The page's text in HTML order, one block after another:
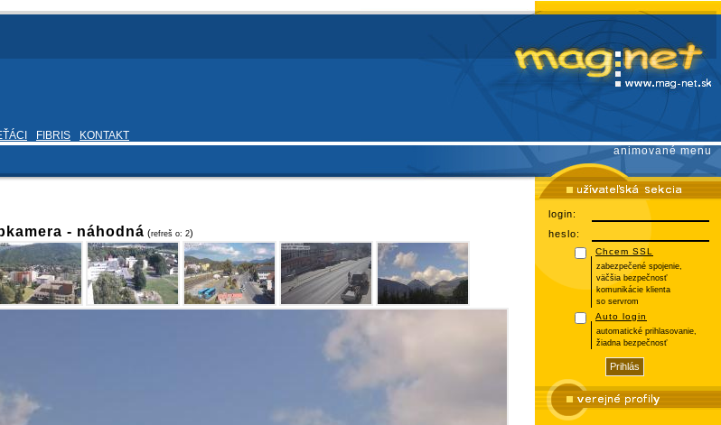
FIBRIS
KONTAKT
animované menu
- náhodná (refreš o: 1)
login:
heslo:
Chcem SSL
zabezpečené spojenie,
väčšia bezpečnosť
komunikácie klienta
so servrom
Auto login
automatické prihlasovanie,
žiadna bezpečnosť